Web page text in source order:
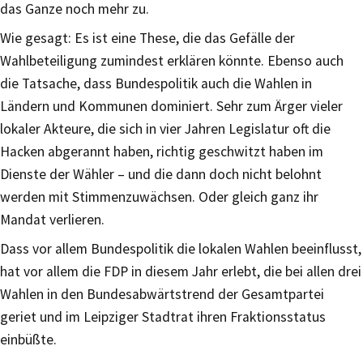
das Ganze noch mehr zu.
Wie gesagt: Es ist eine These, die das Gefälle der
Wahlbeteiligung zumindest erklären könnte. Ebenso auch
die Tatsache, dass Bundespolitik auch die Wahlen in
Ländern und Kommunen dominiert. Sehr zum Ärger vieler
lokaler Akteure, die sich in vier Jahren Legislatur oft die
Hacken abgerannt haben, richtig geschwitzt haben im
Dienste der Wähler – und die dann doch nicht belohnt
werden mit Stimmenzuwächsen. Oder gleich ganz ihr
Mandat verlieren.
Dass vor allem Bundespolitik die lokalen Wahlen beeinflusst,
hat vor allem die FDP in diesem Jahr erlebt, die bei allen drei
Wahlen in den Bundesabwärtstrend der Gesamtpartei
geriet und im Leipziger Stadtrat ihren Fraktionsstatus
einbüßte.